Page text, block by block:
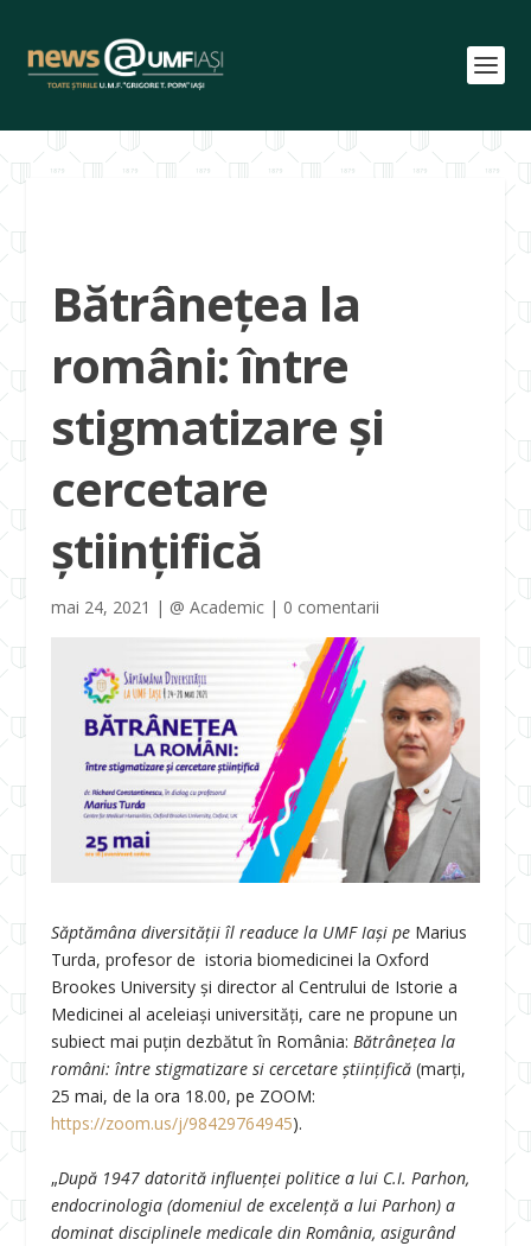
Bătrânețea la
români: între
stigmatizare și
cercetare
științifică
mai 24, 2021 | @ Academic| 0 comentarii
Săptămâna diversității îl readuce la UMF Iași pe Marius
Turda, profesor de istoria biomedicinei la Oxford
Brookes University şi director al Centrului de Istorie a
Medicinei al aceleiaşi universităţi, care ne propune un
subiect mai puțin dezbătut în România: Bătrânețea la
români: între stigmatizare si cercetare științifică(marți,
25 mai, de la ora 18.00, pe ZOOM:
https://zoom.us/j/98429764945).
„După 1947 datorită influenţei politice a lui C.I. Parhon,
endocrinologia (domeniul de excelenţă a lui Parhon) a
dominat disciplinele medicale din România, asigurând